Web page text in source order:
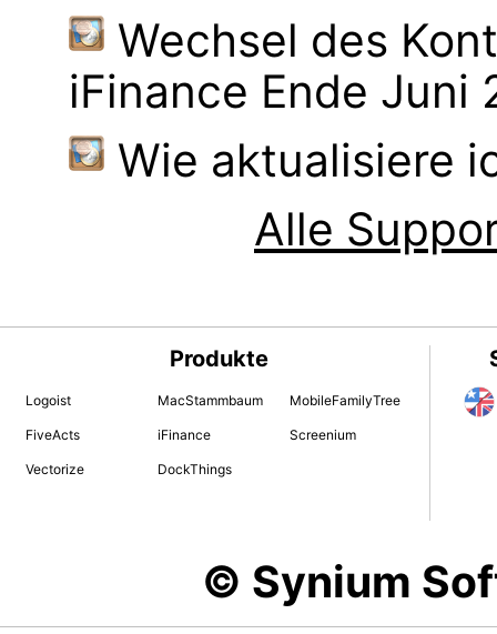
Wechsel des
iFinance Ende Juni
Wie aktualisiere
Alle
Produkte
Logoist MacStammbaum MobileFamilyTree
FiveActs iFinance Screenium
Vectorize DockThings
© Synium